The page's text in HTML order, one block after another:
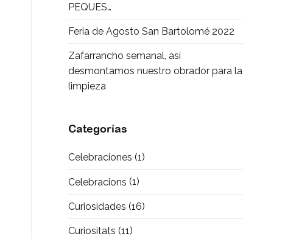
PEQUES…
Feria de Agosto San Bartolomé 2022
Zafarrancho semanal, así
desmontamos nuestro obrador para la
limpieza
Categorías
Celebraciones (1)
Celebracions (1)
Curiosidades (16)
Curiositats (11)